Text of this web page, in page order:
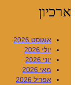
ארכיון
אוגוסט 2026
יולי 2026
יוני 2026
מאי 2026
אפריל 2026